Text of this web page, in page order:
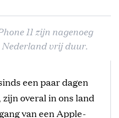
11 zijn nagenoeg
Nederland vrij duur.
een paar dagen
overal in ons land
van een Apple-